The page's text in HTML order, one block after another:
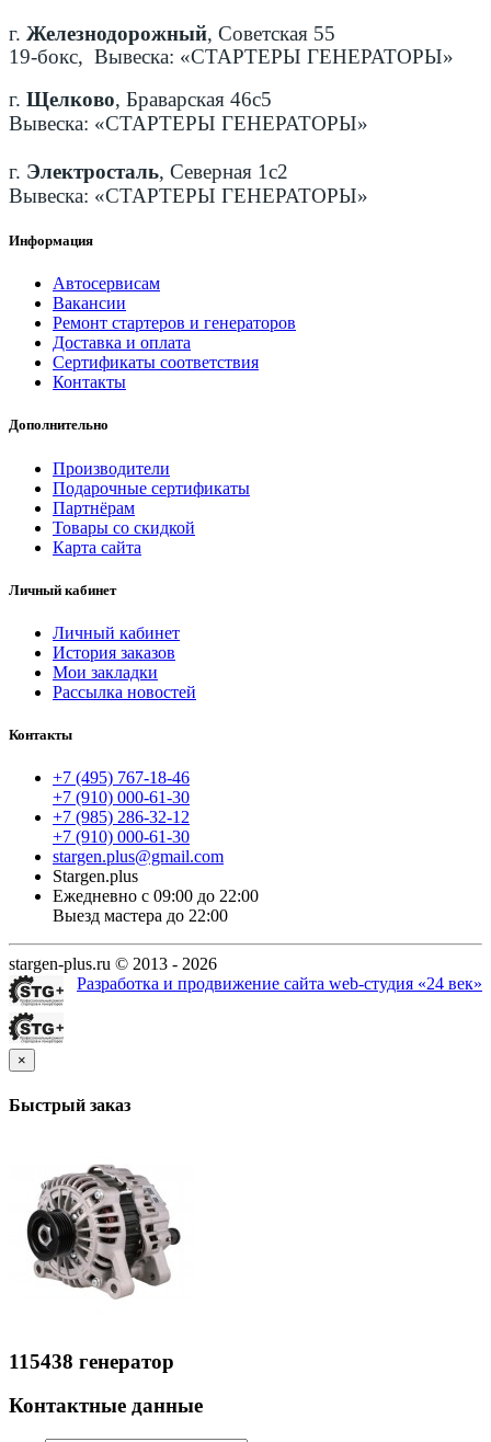
г. Железнодорожный, Советская 55
19-бокс, Вывеска: «СТАРТЕРЫ ГЕНЕРАТОРЫ»
г. Щелково, Браварская 46с5
Вывеска: «СТАРТЕРЫ ГЕНЕРАТОРЫ»
г. Электросталь, Северная 1с2
Вывеска: «СТАРТЕРЫ ГЕНЕРАТОРЫ»
Информация
Автосервисам
Вакансии
Ремонт стартеров и генераторов
Доставка и оплата
Сертификаты соответствия
Контакты
Дополнительно
Производители
Подарочные сертификаты
Партнёрам
Товары со скидкой
Карта сайта
Личный кабинет
Личный кабинет
История заказов
Мои закладки
Рассылка новостей
Контакты
+7 (495) 767-18-46
+7 (910) 000-61-30
+7 (985) 286-32-12
+7 (910) 000-61-30
stargen.plus@gmail.com
Stargen.plus
Ежедневно с 09:00 до 22:00
Выезд мастера до 22:00
stargen-plus.ru © 2013 - 2026
Разработка и продвижение сайта web-студия «24 век»
×
Быстрый заказ
115438 генератор
Контактные данные